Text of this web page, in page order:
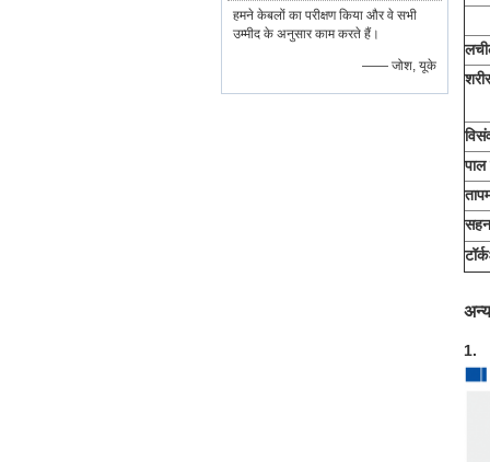
हमने केबलों का परीक्षण किया और वे सभी
उम्मीद के अनुसार काम करते हैं।
—— जोश, यूके
पाल
1.